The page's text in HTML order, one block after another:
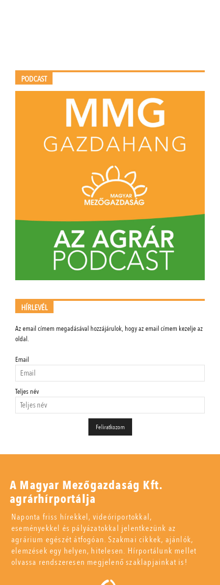
PODCAST
HÍRLEVÉL
Az email címem megadásával hozzájárulok, hogy az email címem kezelje az
oldal.
Email
Teljes név
A Magyar Mezőgazdaság Kft.
agrárhírportálja
Naponta friss hírekkel, videóriportokkal,
eseményekkel és pályázatokkal jelentkezünk az
agrárium egészét átfogóan. Szakmai cikkek, ajánlók,
elemzések egy helyen, hitelesen. Hírportálunk mellet
olvassa rendszeresen megjelenő szaklapjainkat is!